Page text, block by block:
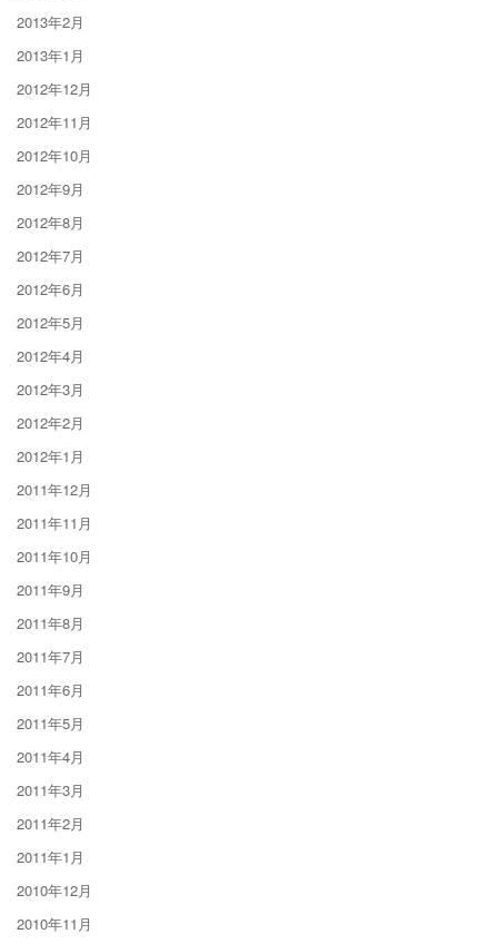
2013年2月
2013年1月
2012年12月
2012年11月
2012年10月
2012年9月
2012年8月
2012年7月
2012年6月
2012年5月
2012年4月
2012年3月
2012年2月
2012年1月
2011年12月
2011年11月
2011年10月
2011年9月
2011年8月
2011年7月
2011年6月
2011年5月
2011年4月
2011年3月
2011年2月
2011年1月
2010年12月
2010年11月